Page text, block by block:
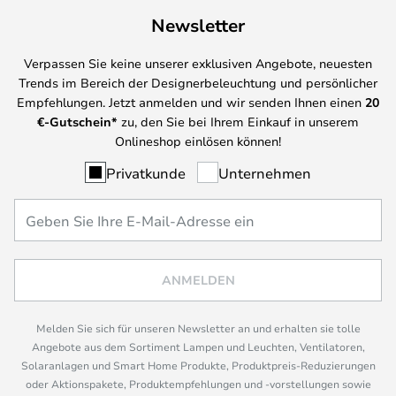
Newsletter
Verpassen Sie keine unserer exklusiven Angebote, neuesten
Trends im Bereich der Designerbeleuchtung und persönlicher
Empfehlungen. Jetzt anmelden und wir senden Ihnen einen 20
€-Gutschein* zu, den Sie bei Ihrem Einkauf in unserem
Onlineshop einlösen können!
Privatkunde Unternehmen
ANMELDEN
Melden Sie sich für unseren Newsletter an und erhalten sie tolle
Angebote aus dem Sortiment Lampen und Leuchten, Ventilatoren,
Solaranlagen und Smart Home Produkte, Produktpreis-Reduzierungen
oder Aktionspakete, Produktempfehlungen und -vorstellungen sowie